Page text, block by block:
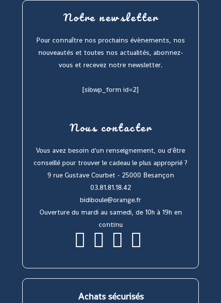
Notre newsletter
Pour connaître nos prochains évènements, nos
nouveautés et toutes nos actualités, abonnez-
vous et recevez notre newsletter.
[sibwp_form id=2]
Nous contacter
Vous avez besoin d'un renseignement, ou d'être
conseillé pour trouver le cadeau le plus approprié ?
9 rue Gustave Courbet - 25000 Besançon
03.81.81.18.42
bidiboule@orange.fr
Ouverture du mardi au samedi, de 10h à 19h en
continu
S’ouvre
dans
S’ouvre
dans
S’ouvre
dans
Achats sécurisés